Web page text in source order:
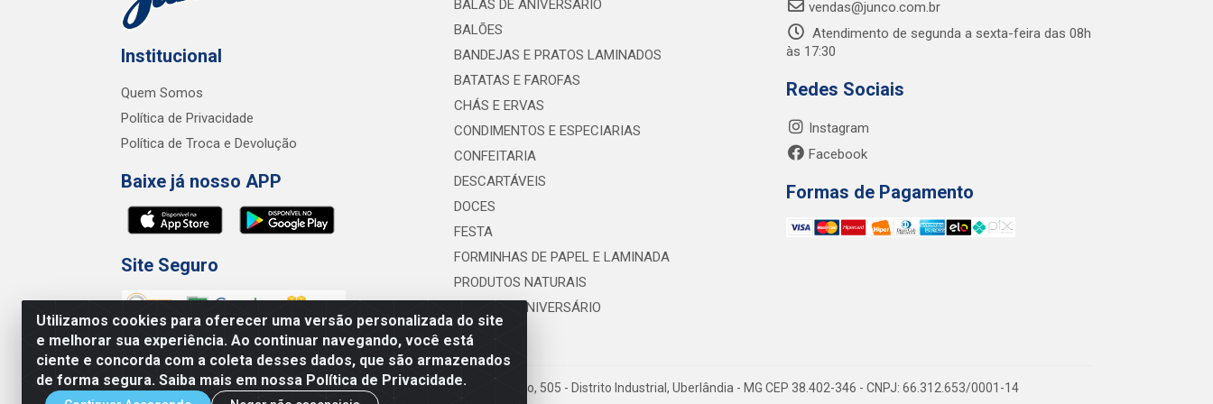
Utilizamos cookies para oferecer uma versão personalizada do site
e melhorar sua experiência. Ao continuar navegando, você está
ciente e concorda com a coleta desses dados, que são armazenados
de forma segura. Saiba mais em nossa Política de Privacidade.
Institucional
Quem Somos
Política de Privacidade
Política de Troca e Devolução
Baixe já nosso APP
Site Seguro
BALAS DE ANIVERSÁRIO
BALÕES
BANDEJAS E PRATOS LAMINADOS
BATATAS E FAROFAS
CHÁS E ERVAS
CONDIMENTOS E ESPECIARIAS
CONFEITARIA
DESCARTÁVEIS
DOCES
FESTA
FORMINHAS DE PAPEL E LAMINADA
PRODUTOS NATURAIS
VELAS DE ANIVERSÁRIO
vendas@junco.com.br
Atendimento de segunda a sexta-feira das 08h
às 17:30
Redes Sociais
Instagram
Facebook
Formas de Pagamento
Junco Industria e Comercio Ltda - R. Lineu Anterino Mariano, 505 - Distrito Industrial, Uberlândia - MG CEP 38.402-346 - CNPJ: 66.312.653/0001-14